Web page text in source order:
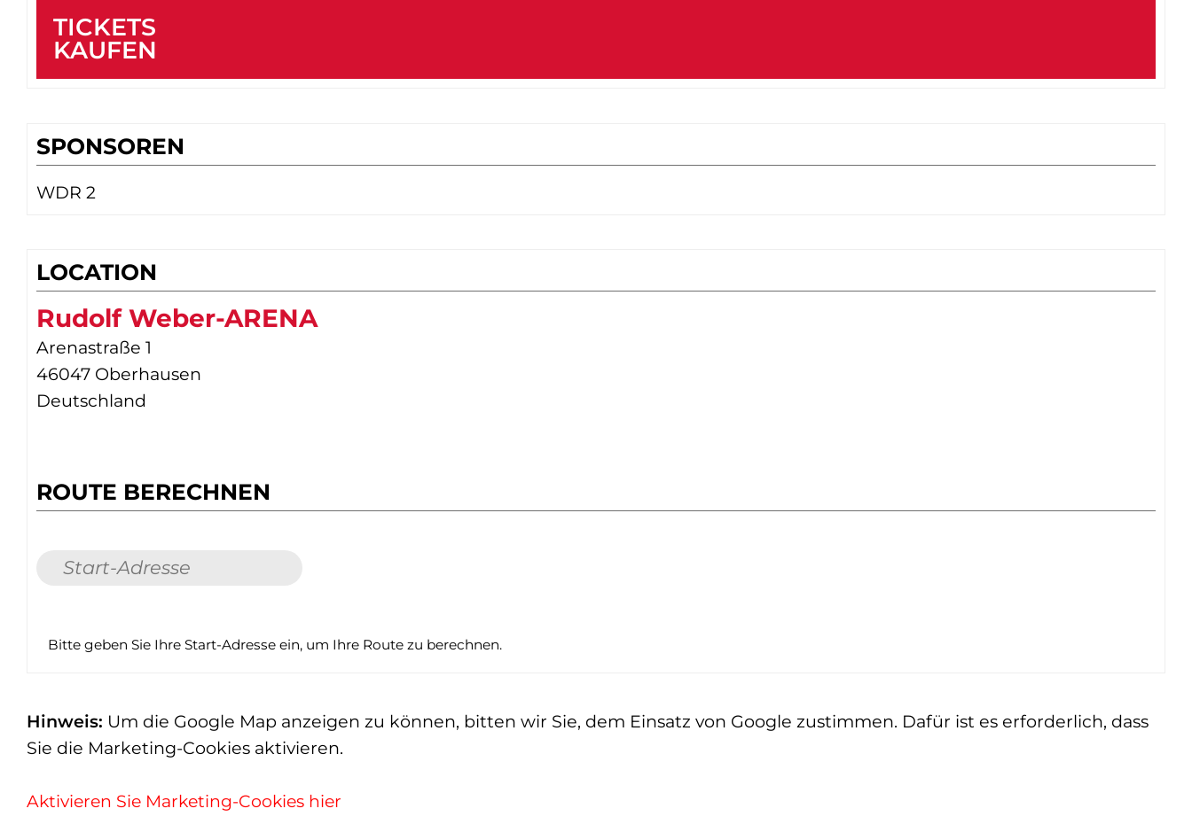
TICKETS
KAUFEN
SPONSOREN
WDR 2
LOCATION
Rudolf Weber-ARENA
Arenastraße 1
46047 Oberhausen
Deutschland
ROUTE BERECHNEN
Bitte geben Sie Ihre Start-Adresse ein, um Ihre Route zu berechnen.
Hinweis: Um die Google Map anzeigen zu können, bitten wir Sie, dem Einsatz von Google zustimmen. Dafür ist es erforderlich, dass
Sie die Marketing-Cookies aktivieren.
Aktivieren Sie Marketing-Cookies hier